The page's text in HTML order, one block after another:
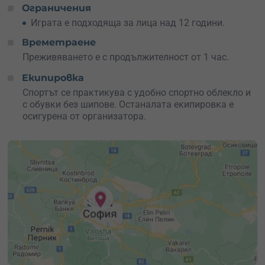
Ограничения
Играта е подходяща за лица над 12 години.
Времетраене
Преживяването е с продължителност от 1 час.
Екипировка
Спортът се практикува с удобно спортно облекло и
с обувки без шипове. Останалата екипировка е
осигурена от организатора.